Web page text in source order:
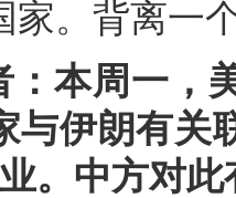
家。背离一
：本周一，
与伊朗有关
。中方对此